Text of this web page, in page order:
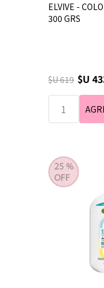
ELVIVE -
300 GRS
$U 619 $U